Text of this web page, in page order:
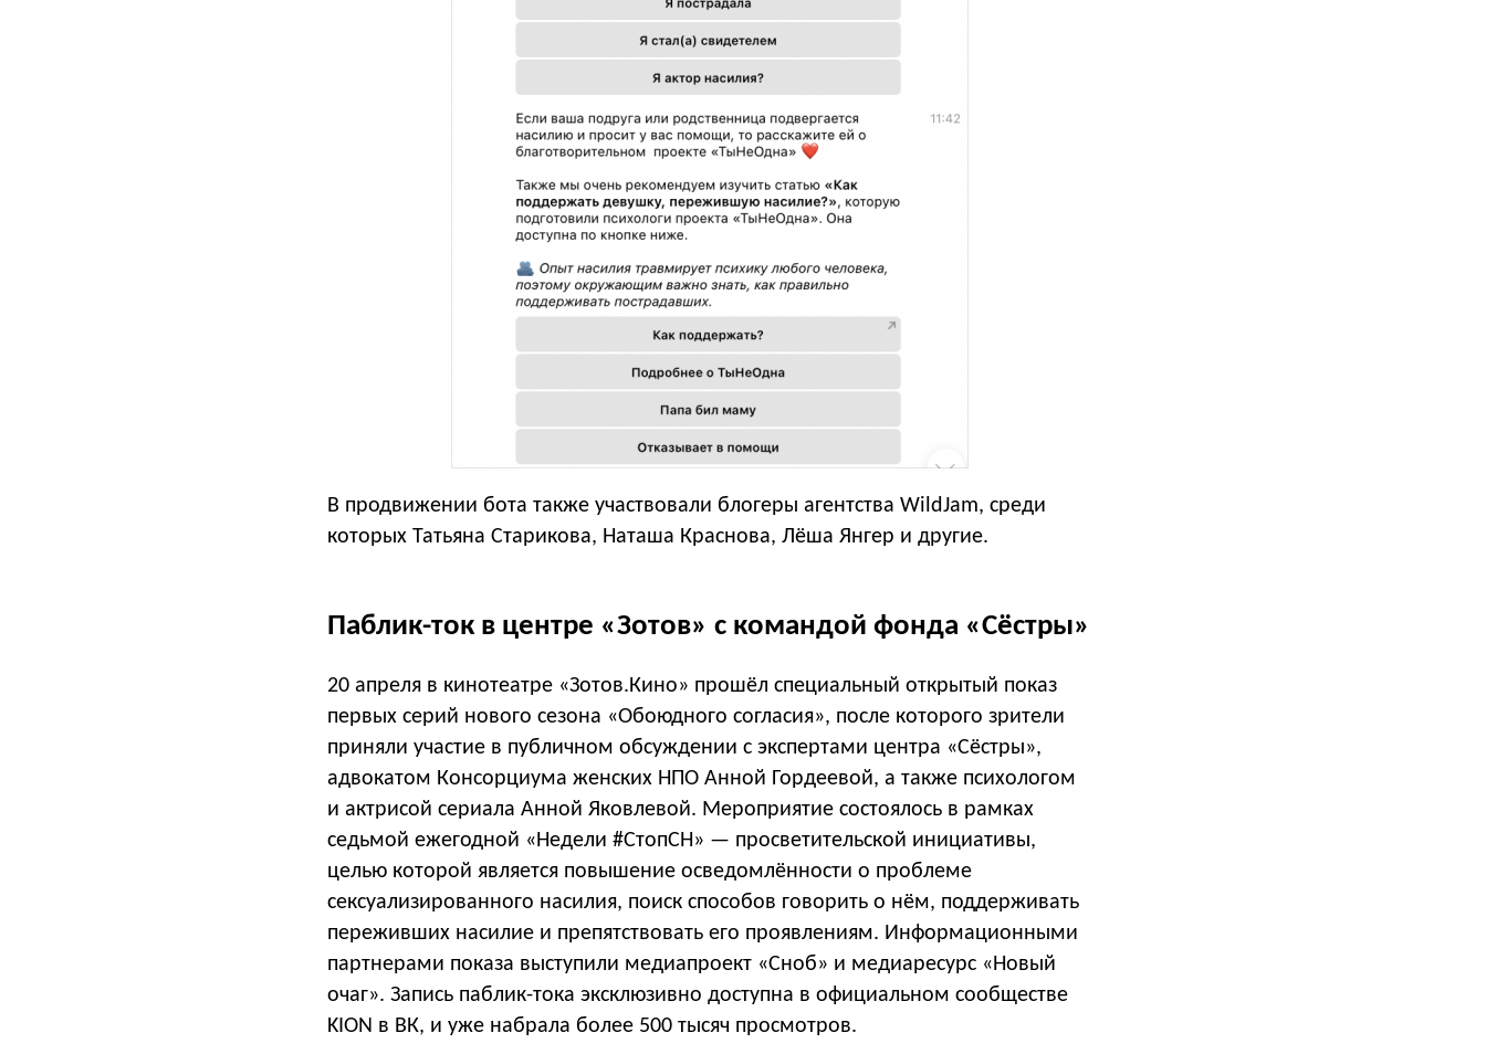
В продвижении бота также участвовали блогеры агентства WildJam, среди
которых Татьяна Старикова, Наташа Краснова, Лёша Янгер и другие.
Паблик-ток в центре «Зотов» с командой фонда «Сёстры»
20 апреля в кинотеатре «Зотов.Кино» прошёл специальный открытый показ
первых серий нового сезона «Обоюдного согласия», после которого зрители
приняли участие в публичном обсуждении с экспертами центра «Сёстры»,
адвокатом Консорциума женских НПО Анной Гордеевой, а также психологом
и актрисой сериала Анной Яковлевой. Мероприятие состоялось в рамках
седьмой ежегодной «Недели #СтопСН» — просветительской инициативы,
целью которой является повышение осведомлённости о проблеме
сексуализированного насилия, поиск способов говорить о нём, поддерживать
переживших насилие и препятствовать его проявлениям. Информационными
партнерами показа выступили медиапроект «Сноб» и медиаресурс «Новый
очаг». Запись паблик-тока эксклюзивно доступна в официальном сообществе
KION в ВК, и уже набрала более 500 тысяч просмотров.